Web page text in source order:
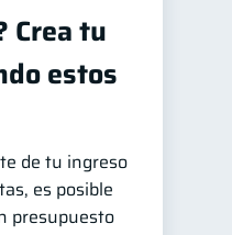
Crea tu
estos
de tu ingreso
es posible
presupuesto